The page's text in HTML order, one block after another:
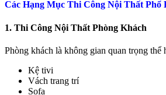
Các Hạng Mục Thi Công Nội Thất Phổ
1. Thi Công Nội Thất Phòng Khách
Phòng khách là không gian quan trọng thể
Kệ tivi
Vách trang trí
Sofa